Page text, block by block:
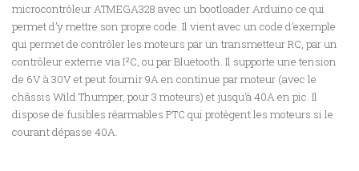
microcontrôleur ATMEGA328 avec un bootloader Arduino ce qui
permet d’y mettre son propre code. Il vient avec un code d’exemple
qui permet de contrôler les moteurs par un transmetteur RC, par un
contrôleur externe via I²C, ou par Bluetooth. Il supporte une tension
de 6V à 30V et peut fournir 9A en continue par moteur (avec le
châssis Wild Thumper, pour 3 moteurs) et jusqu’à 40A en pic. Il
dispose de fusibles réarmables PTC qui protègent les moteurs si le
courant dépasse 40A.